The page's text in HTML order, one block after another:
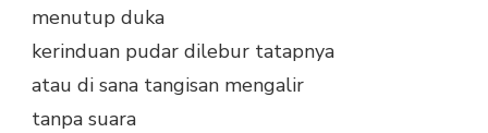
menutup duka
kerinduan pudar dilebur tatapnya
atau di sana tangisan mengalir
tanpa suara